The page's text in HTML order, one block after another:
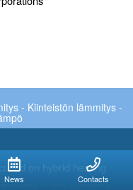
News Contacts
- Kiinteistön lämmitys -
on hybrid heating
of the company,